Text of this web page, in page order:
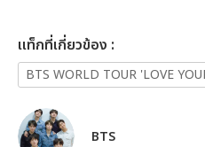
เเท็กที่เกี่ยวข้อง :
BTS WORLD TOUR 'LOVE
BTS